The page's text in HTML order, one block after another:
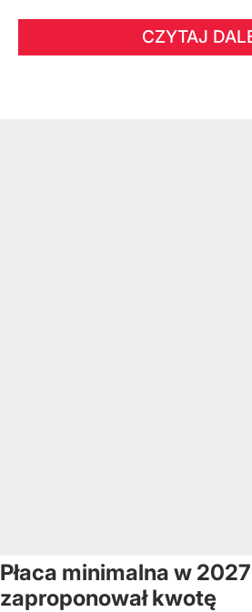
CZYTAJ
Płaca minimalna w
zaproponował kwotę